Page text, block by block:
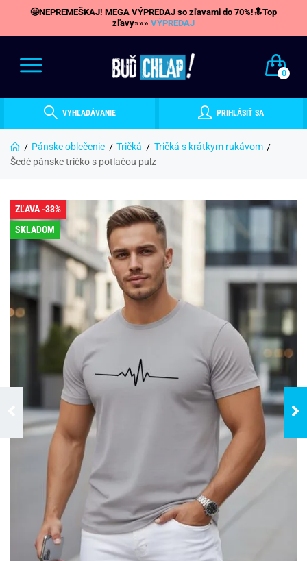
🤩NEPREMEŠKAJ! MEGA VÝPREDAJ so zľavami do 70%!🔝Top
zľavy»»» VÝPREDAJ
0
VYHĽADÁVANIE PRIHLÁSIŤ SA
Pánske oblečenie Tričká
Tričká s krátkym rukávom
Šedé pánske tričko s potlačou pulz
ZĽAVA -33%
SKLADOM